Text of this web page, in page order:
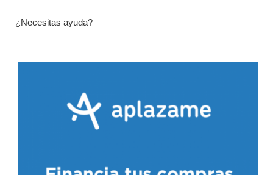
¿Necesitas ayuda?